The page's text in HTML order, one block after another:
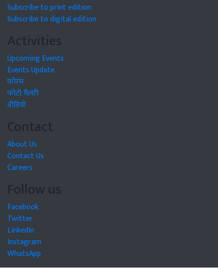
Subscribe to print edition
Subscribe to digital edition
Activities
Upcoming Events
Events Update
फोरम
फोटो गैलरी
वीडियो
Contact
About Us
Contact Us
Careers
Follow us
Facebook
Twitter
LinkedIn
Instagram
WhatsApp